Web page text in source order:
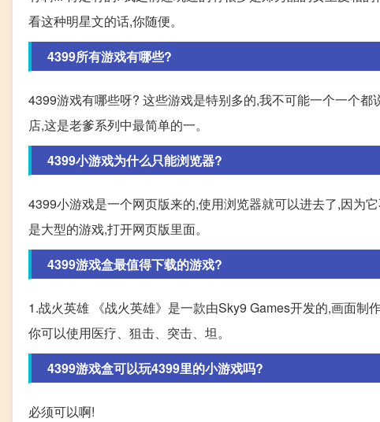
看这种明星文的话,你随便。
4399所有游戏有哪些?
4399游戏有哪些呀? 这些游戏是特别多的,我不可能一个一个
店,这是老爹系列中最简单的一。
4399小游戏为什么只能浏览器?
4399小游戏是一个网页版来的,使用浏览器就可以进去了,因为
是大型的游戏,打开网页版里面。
4399游戏盒最值得下载的游戏?
1.战火英雄 《战火英雄》是一款由Sky9 Games开发的,画面
你可以使用医疗、狙击、突击、坦。
4399游戏盒可以玩4399里的小游戏吗?
必须可以啊!